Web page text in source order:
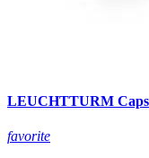
LEUCHTTURM
favorite